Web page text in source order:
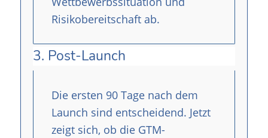
Risikobereitschaft ab.
3. Post-Launch
Die ersten 90 Tage nach dem
Launch sind entscheidend. Jetzt
zeigt sich, ob die GTM-